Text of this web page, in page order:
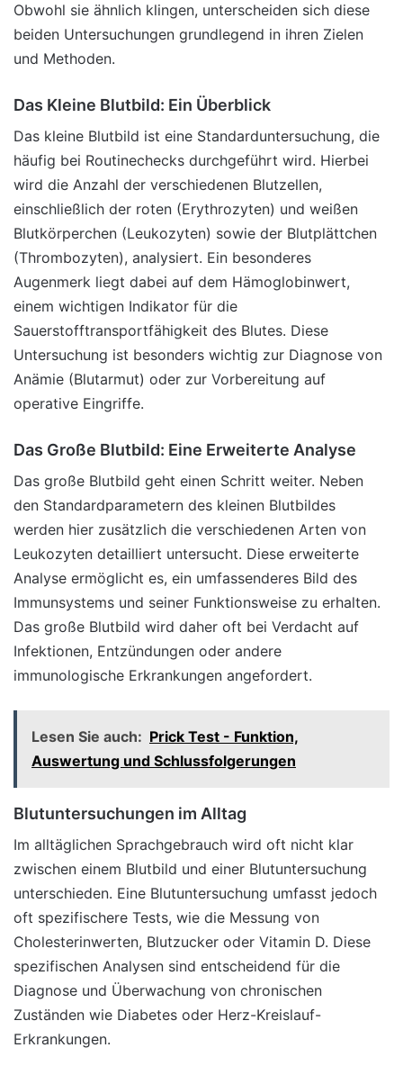
Obwohl sie ähnlich klingen, unterscheiden sich diese
beiden Untersuchungen grundlegend in ihren Zielen
und Methoden.
Das Kleine Blutbild: Ein Überblick
Das kleine Blutbild ist eine Standarduntersuchung, die
häufig bei Routinechecks durchgeführt wird. Hierbei
wird die Anzahl der verschiedenen Blutzellen,
einschließlich der roten (Erythrozyten) und weißen
Blutkörperchen (Leukozyten) sowie der Blutplättchen
(Thrombozyten), analysiert. Ein besonderes
Augenmerk liegt dabei auf dem Hämoglobinwert,
einem wichtigen Indikator für die
Sauerstofftransportfähigkeit des Blutes. Diese
Untersuchung ist besonders wichtig zur Diagnose von
Anämie (Blutarmut) oder zur Vorbereitung auf
operative Eingriffe.
Das Große Blutbild: Eine Erweiterte Analyse
Das große Blutbild geht einen Schritt weiter. Neben
den Standardparametern des kleinen Blutbildes
werden hier zusätzlich die verschiedenen Arten von
Leukozyten detailliert untersucht. Diese erweiterte
Analyse ermöglicht es, ein umfassenderes Bild des
Immunsystems und seiner Funktionsweise zu erhalten.
Das große Blutbild wird daher oft bei Verdacht auf
Infektionen, Entzündungen oder andere
immunologische Erkrankungen angefordert.
Lesen Sie auch: Prick Test - Funktion,
Auswertung und Schlussfolgerungen
Blutuntersuchungen im Alltag
Im alltäglichen Sprachgebrauch wird oft nicht klar
zwischen einem Blutbild und einer Blutuntersuchung
unterschieden. Eine Blutuntersuchung umfasst jedoch
oft spezifischere Tests, wie die Messung von
Cholesterinwerten, Blutzucker oder Vitamin D. Diese
spezifischen Analysen sind entscheidend für die
Diagnose und Überwachung von chronischen
Zuständen wie Diabetes oder Herz-Kreislauf-
Erkrankungen.